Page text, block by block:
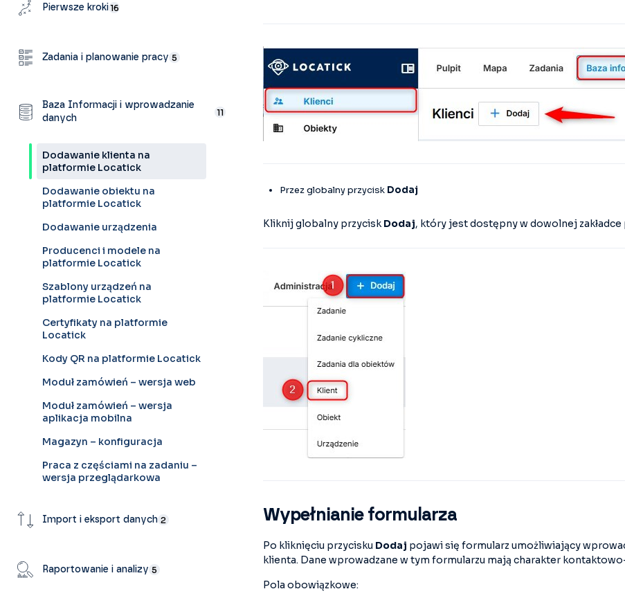
Pierwsze kroki16
Zadania i planowanie pracy 5
Baza Informacji i wprowadzanie
danych
11
Dodawanie klienta na
platformie Locatick
Dodawanie obiektu na
platformie Locatick
Dodawanie urządzenia
Producenci i modele na
platformie Locatick
Szablony urządzeń na
platformie Locatick
Certyfikaty na platformie
Locatick
Kody QR na platformie Locatick
Moduł zamówień – wersja web
Moduł zamówień – wersja
aplikacja mobilna
Magazyn – konfiguracja
Praca z częściami na zadaniu –
wersja przeglądarkowa
Import i eksport danych 2
Raportowanie i analizy 5
Przez globalny przyciskDodaj
Kliknij globalny przyciskDodaj, który jest dostępny w dowolnej
Wypełnianie formularza
Po kliknięciu przycisku Dodaj pojawi się formularz umożliwiający
klienta. Dane wprowadzane w tym formularzu mają charakter
Pola obowiązkowe: